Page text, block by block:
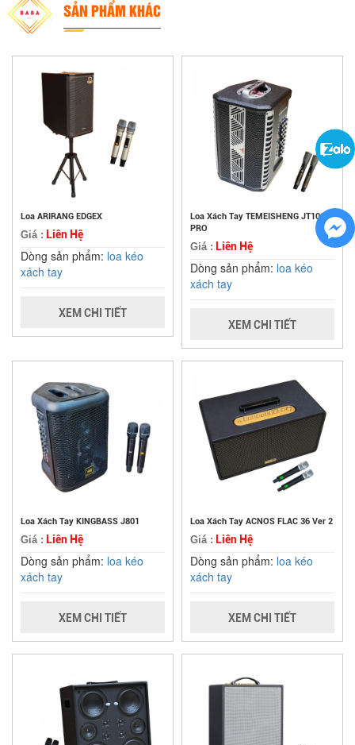
SẢN PHẨM KHÁC
Loa ARIRANG EDGEX
Giá : Liên Hệ
Dòng sản phẩm: loa kéo
xách tay
XEM CHI TIẾT
Loa Xách Tay TEMEISHENG JT1066
PRO
Giá : Liên Hệ
Dòng sản phẩm: loa kéo
xách tay
XEM CHI TIẾT
Loa Xách Tay KINGBASS J801
Giá : Liên Hệ
Dòng sản phẩm: loa kéo
xách tay
XEM CHI TIẾT
Loa Xách Tay ACNOS FLAC 36 Ver 2
Giá : Liên Hệ
Dòng sản phẩm: loa kéo
xách tay
XEM CHI TIẾT